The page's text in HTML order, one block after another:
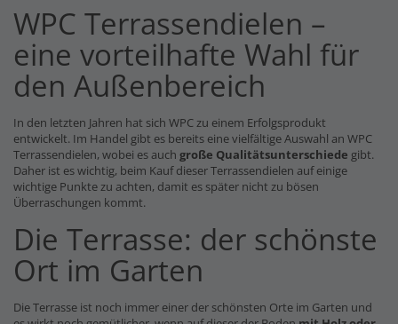
WPC Terrassendielen –
eine vorteilhafte Wahl für
den Außenbereich
In den letzten Jahren hat sich WPC zu einem Erfolgsprodukt
entwickelt. Im Handel gibt es bereits eine vielfältige Auswahl an WPC
Terrassendielen, wobei es auch große Qualitätsunterschiede gibt.
Daher ist es wichtig, beim Kauf dieser Terrassendielen auf einige
wichtige Punkte zu achten, damit es später nicht zu bösen
Überraschungen kommt.
Die Terrasse: der schönste
Ort im Garten
Die Terrasse ist noch immer einer der schönsten Orte im Garten und